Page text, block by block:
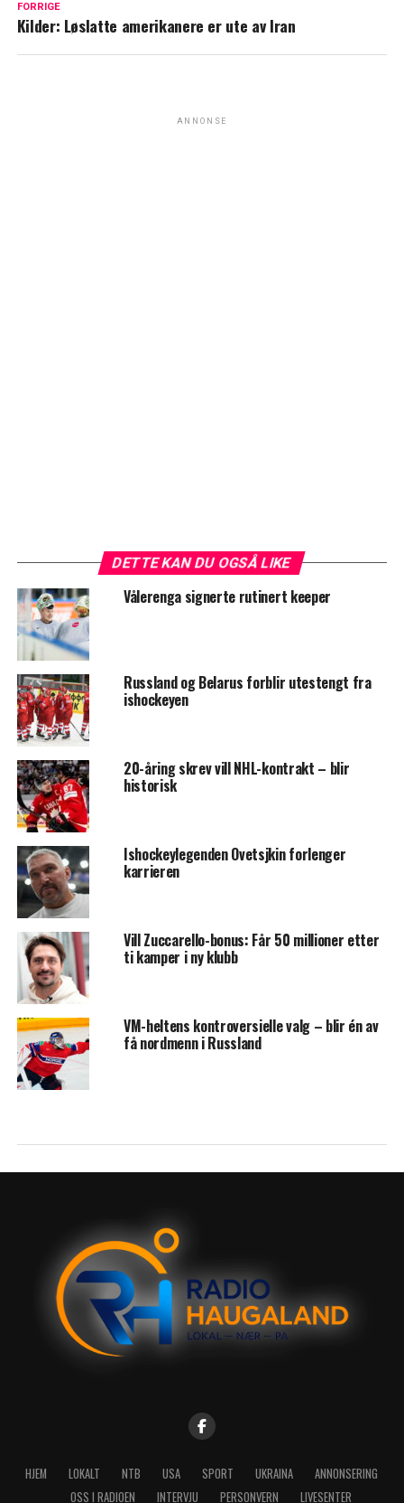
FORRIGE
Kilder: Løslatte amerikanere er ute av Iran
ANNONSE
DETTE KAN DU OGSÅ LIKE
Vålerenga signerte rutinert keeper
Russland og Belarus forblir utestengt fra
ishockeyen
20-åring skrev vill NHL-kontrakt – blir
historisk
Ishockeylegenden Ovetsjkin forlenger
karrieren
Vill Zuccarello-bonus: Får 50 millioner etter
ti kamper i ny klubb
VM-heltens kontroversielle valg – blir én av
få nordmenn i Russland
HJEM LOKALT NTB USA SPORT UKRAINA
ANNONSERING
OSS I RADIOEN
INTERVJU PERSONVERN LIVESENTER